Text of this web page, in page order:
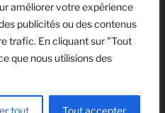
améliorer votre expérience
publicités ou des contenus
trafic. En cliquant sur "Tout
que nous utilisions des
tout Tout accepter